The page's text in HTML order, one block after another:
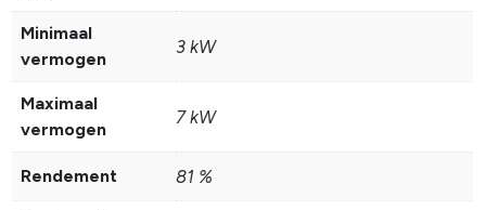
Minimaal
vermogen
3 kW
Maximaal
vermogen
7 kW
Rendement 81 %